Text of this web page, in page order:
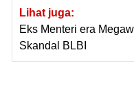
Lihat juga:
Eks Menteri era
Skandal BLBI